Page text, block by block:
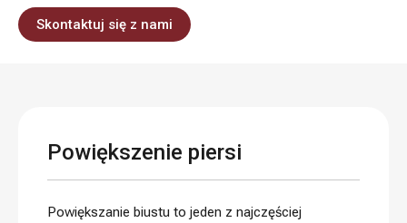
Skontaktuj się z nami
Powiększenie piersi
Powiększanie biustu to jeden z najczęściej